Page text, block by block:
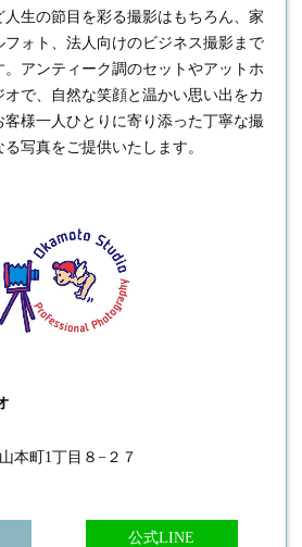
人生の節目を彩る撮影はもちろん、家
ォト、法人向けのビジネス撮影まで
アンティーク調のセットやアットホ
で、自然な笑顔と温かい思い出をカ
客様一人ひとりに寄り添った丁寧な撮
写真をご提供いたします。
本町1丁目８−２７
公式LINE